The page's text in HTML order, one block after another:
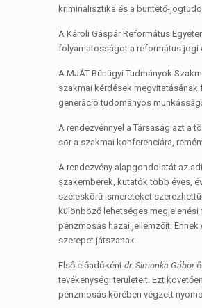
kriminalisztika és a büntető-
A Károli Gáspár Református
folyamatosságot a református jogi
A MJÁT Bűnügyi Tudmányok
szakmai kérdések
generáció tudományos
A rendezvénnyel a Társaság azt a
sor a szakmai konferenciára,
A rendezvény alapgondolatát az
szakemberek, kutatók több éves,
széleskörű ismereteket
különböző lehetséges
pénzmosás hazai jellemzőit.
szerepet játszanak.
Első előadóként dr. Simonka Gábor
tevékenységi területeit. Ezt követően
pénzmosás körében végzett